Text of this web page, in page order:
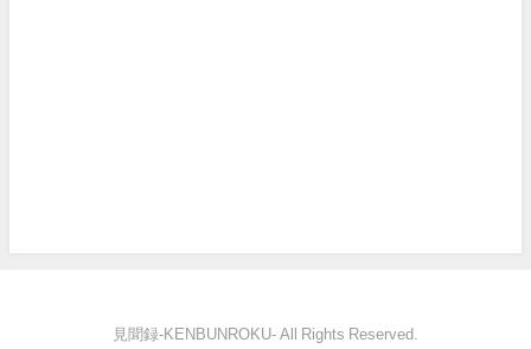
見聞録‐KENBUNROKU- All Rights Reserved.